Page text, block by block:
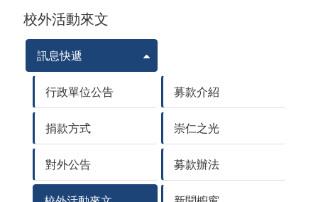
校外活動來文
訊息快遞
行政單位公告 募款介紹
捐款方式 崇仁之光
對外公告 募款辦法